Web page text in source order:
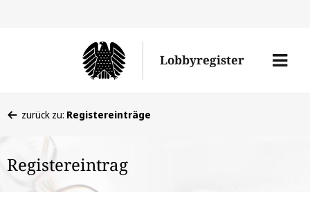
Lobbyregister
Menü
befinden
hier:
zurück zu: Registereinträge
Registereintrag